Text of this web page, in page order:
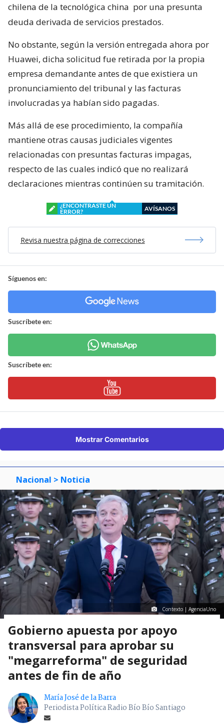
chilena de la tecnológica china por una presunta
deuda derivada de servicios prestados.
No obstante, según la versión entregada ahora por
Huawei, dicha solicitud fue retirada por la propia
empresa demandante antes de que existiera un
pronunciamiento del tribunal y las facturas
involucradas ya habían sido pagadas.
Más allá de ese procedimiento, la compañía
mantiene otras causas judiciales vigentes
relacionadas con presuntas facturas impagas,
respecto de las cuales indicó que no realizará
declaraciones mientras continúen su tramitación.
¿ENCONTRASTE UN
ERROR?
AVÍSANOS
Revisa nuestra página de correcciones
Síguenos en:
Suscríbete en:
Suscríbete en:
Mostrar Comentarios
Nacional > Noticia
Contexto | AgenciaUno
Gobierno apuesta por apoyo
transversal para aprobar su
"megarreforma" de seguridad
antes de fin de año
María José de la Barra
Periodista Política Radio Bío Bío Santiago